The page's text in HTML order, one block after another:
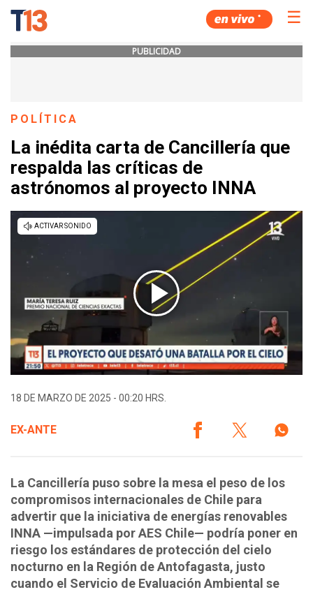
☰
PUBLICIDAD
POLÍTICA
La inédita carta de Cancillería que
respalda las críticas de
astrónomos al proyecto INNA
18 DE MARZO DE 2025 - 00:20 HRS.
EX-ANTE
La Cancillería puso sobre la mesa el peso de los
compromisos internacionales de Chile para
advertir que la iniciativa de energías renovables
INNA —impulsada por AES Chile— podría poner en
riesgo los estándares de protección del cielo
nocturno en la Región de Antofagasta, justo
cuando el Servicio de Evaluación Ambiental se